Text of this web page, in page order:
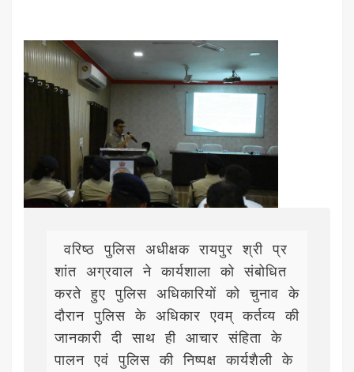
वरिष्ठ पुलिस अधीक्षक रायपुर श्री प्र
शांत अग्रवाल ने कार्यशाला को संबोधित
करते हुए पुलिस अधिकारियों को चुनाव के
दौरान पुलिस के अधिकार एवम् कर्तव्य की
जानकारी दी साथ ही आचार संहिता के
पालन एवं पुलिस की निष्पक्ष कार्यशैली के